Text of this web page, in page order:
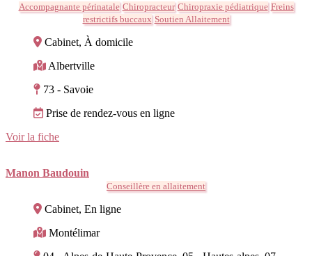
Accompagnante périnatale Chiropracteur Chiropraxie pédiatrique Freins
restrictifs buccaux Soutien Allaitement
Cabinet, À domicile
Albertville
73 - Savoie
Prise de rendez-vous en ligne
Voir la fiche
Manon Baudouin
Conseillère en allaitement
Cabinet, En ligne
Montélimar